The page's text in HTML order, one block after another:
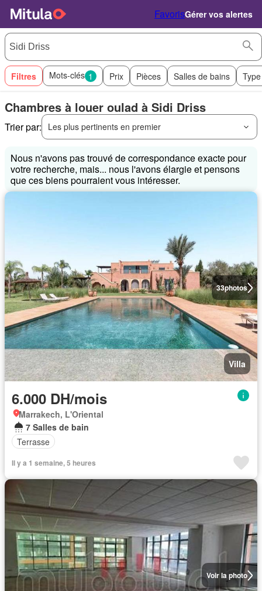
FavorisGérer vos alertes
Filtres Mots-clés 1 Prix Pièces Salles de bains
Chambres à louer oulad à Sidi Driss
Trier par: Les plus pertinents en premier
Nous n'avons pas trouvé de correspondance exacte pour
votre recherche, mais... nous l'avons élargie et pensons
que ces biens pourraient vous intéresser.
33photos
Villa
6.000 DH/mois
Marrakech, L'Oriental
7 Salles de bain
Terrasse
Il y a 1 semaine, 5 heures
Voir la photo